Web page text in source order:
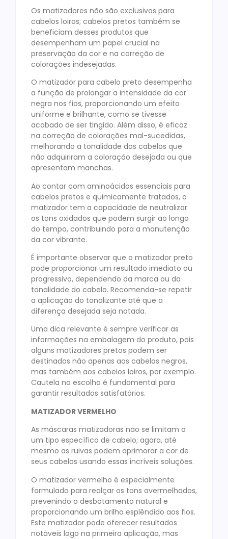
Os matizadores não são exclusivos para
cabelos loiros; cabelos pretos também se
beneficiam desses produtos que
desempenham um papel crucial na
preservação da cor e na correção de
colorações indesejadas.
O matizador para cabelo preto desempenha
a função de prolongar a intensidade da cor
negra nos fios, proporcionando um efeito
uniforme e brilhante, como se tivesse
acabado de ser tingido. Além disso, é eficaz
na correção de colorações mal-sucedidas,
melhorando a tonalidade dos cabelos que
não adquiriram a coloração desejada ou que
apresentam manchas.
Ao contar com aminoácidos essenciais para
cabelos pretos e quimicamente tratados, o
matizador tem a capacidade de neutralizar
os tons oxidados que podem surgir ao longo
do tempo, contribuindo para a manutenção
da cor vibrante.
É importante observar que o matizador preto
pode proporcionar um resultado imediato ou
progressivo, dependendo da marca ou da
tonalidade do cabelo. Recomenda-se repetir
a aplicação do tonalizante até que a
diferença desejada seja notada.
Uma dica relevante é sempre verificar as
informações na embalagem do produto, pois
alguns matizadores pretos podem ser
destinados não apenas aos cabelos negros,
mas também aos cabelos loiros, por exemplo.
Cautela na escolha é fundamental para
garantir resultados satisfatórios.
MATIZADOR VERMELHO
As máscaras matizadoras não se limitam a
um tipo específico de cabelo; agora, até
mesmo as ruivas podem aprimorar a cor de
seus cabelos usando essas incríveis soluções.
O matizador vermelho é especialmente
formulado para realçar os tons avermelhados,
prevenindo o desbotamento natural e
proporcionando um brilho esplêndido aos fios.
Este matizador pode oferecer resultados
notáveis logo na primeira aplicação, mas